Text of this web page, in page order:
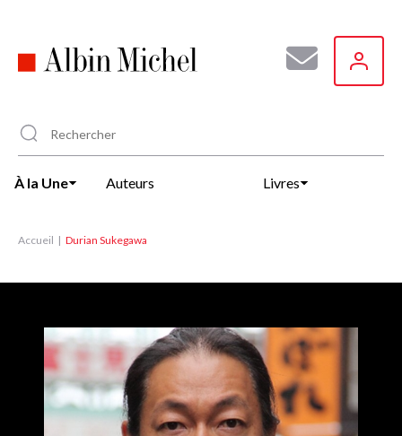
principal
À la Une Auteurs Livres
Accueil Durian Sukegawa